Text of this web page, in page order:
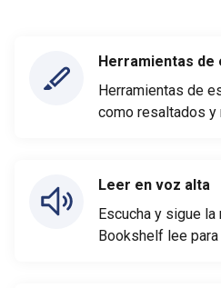
Herramientas de
Herramientas de
como resaltados y
Leer en voz alta
Escucha y sigue la
Bookshelf lee